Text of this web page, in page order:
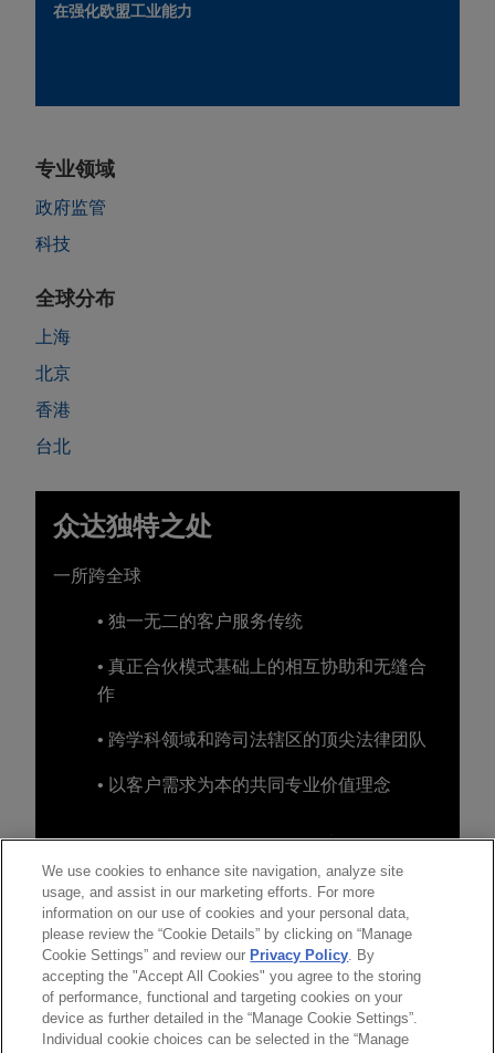
在强化欧盟工业能力
专业领域
政府监管
科技
全球分布
上海
北京
香港
台北
众达独特之处
一所跨全球
• 独一无二的客户服务传统
• 真正合伙模式基础上的相互协助和无缝合
作
• 跨学科领域和跨司法辖区的顶尖法律团队
• 以客户需求为本的共同专业价值理念
We use cookies to enhance site navigation, analyze site
usage, and assist in our marketing efforts. For more
information on our use of cookies and your personal data,
please review the “Cookie Details” by clicking on “Manage
Cookie Settings” and review our Privacy Policy. By
accepting the "Accept All Cookies" you agree to the storing
of performance, functional and targeting cookies on your
device as further detailed in the “Manage Cookie Settings”.
Individual cookie choices can be selected in the “Manage